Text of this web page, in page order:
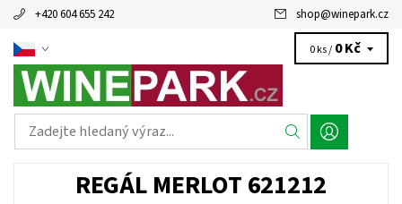
+420 604 655 242 shop@winepark.cz
0 ks / 0 Kč
REGÁL MERLOT 621212